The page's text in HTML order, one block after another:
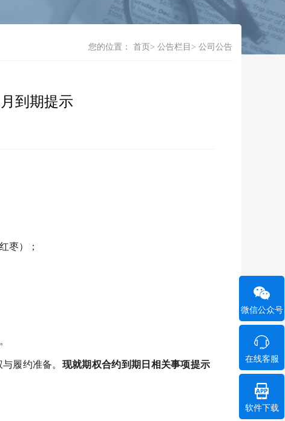
您的位置： 首页 公告栏目 公司公告
到期提示
枣）；
履约准备。 现就期权合约到期日相关事项提示
微信公众号
在线客服
软件下载